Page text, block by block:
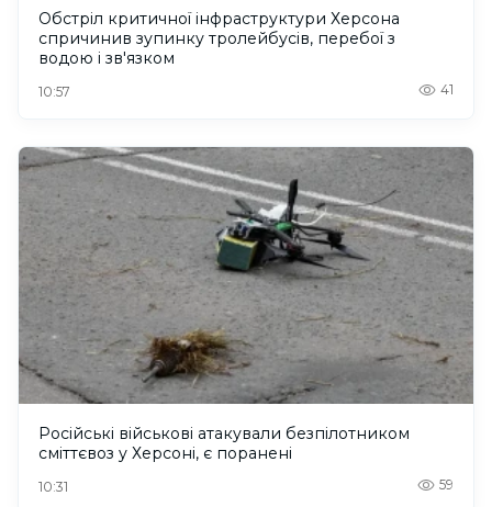
Обстріл критичної інфраструктури Херсона
спричинив зупинку тролейбусів, перебої з
водою і зв'язком
10:57 41
Російські військові атакували безпілотником
сміттєвоз у Херсоні, є поранені
10:31 59